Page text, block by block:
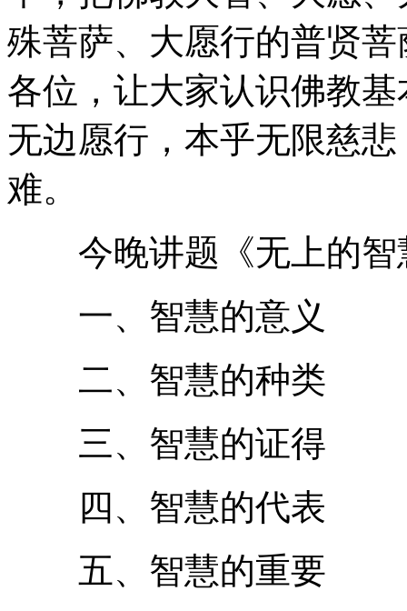
殊菩萨、大愿行的普贤
各位，让大家认识佛教
无边愿行，本乎无限慈
难。
今晚讲题《无上的智
一、智慧的意义
二、智慧的种类
三、智慧的证得
四、智慧的代表
五、智慧的重要